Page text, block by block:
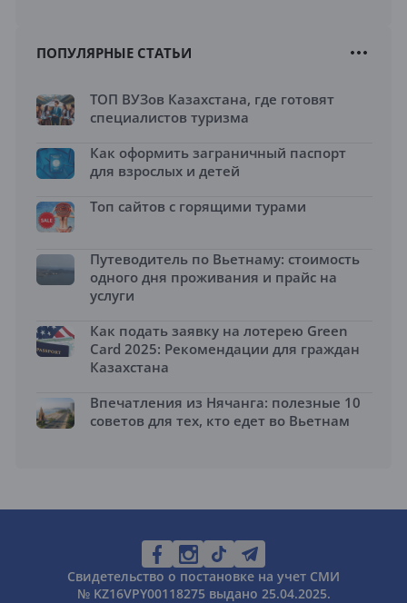
ПОПУЛЯРНЫЕ СТАТЬИ
ТОП ВУЗов Казахстана, где готовят
специалистов туризма
Как оформить заграничный паспорт
для взрослых и детей
Топ сайтов с горящими турами
Путеводитель по Вьетнаму: стоимость
одного дня проживания и прайс на
услуги
Как подать заявку на лотерею Green
Card 2025: Рекомендации для граждан
Казахстана
Впечатления из Нячанга: полезные 10
советов для тех, кто едет во Вьетнам
Свидетельство о постановке на учет СМИ
№ KZ16VPY00118275 выдано 25.04.2025.